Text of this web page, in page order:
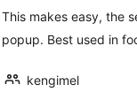
This makes easy, the
popup. Best used in
kengimel